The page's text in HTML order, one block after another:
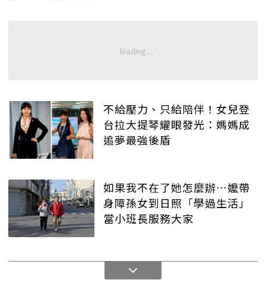
不給壓力、只給陪伴！女兒登
台拉大提琴耀眼發光：媽媽成
追夢最強後盾
如果我不在了她怎麼辦…嬤帶
身障孫女到日照「學過生活」
當小班長服務大家